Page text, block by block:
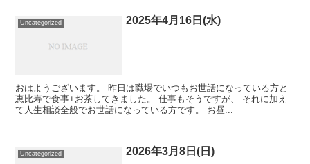
Uncategorized 2025年4月16日(水)
おはようございます。 昨日は職場でいつもお世話になっている方と
恵比寿で食事+お茶してきました。 仕事もそうですが、 それに加え
て人生相談全般でお世話になっている方です。 お昼...
Uncategorized 2026年3月8日(日)